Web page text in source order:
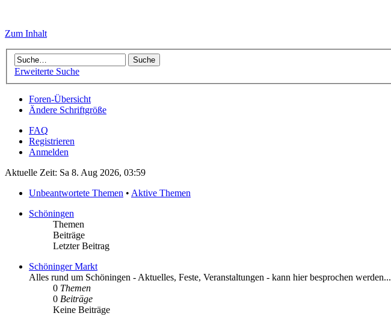
Zum Inhalt
Erweiterte Suche
Foren-Übersicht
Ändere Schriftgröße
FAQ
Registrieren
Anmelden
Aktuelle Zeit: Sa 8. Aug 2026, 03:59
Unbeantwortete Themen • Aktive Themen
Schöningen
Themen
Beiträge
Letzter Beitrag
Schöninger Markt
Alles rund um Schöningen - Aktuelles, Feste, Veranstaltungen - kann hier besprochen werden...
0 Themen
0 Beiträge
Keine Beiträge